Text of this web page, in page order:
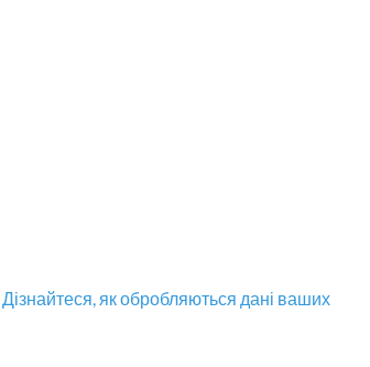
Дізнайтеся, як обробляються дані ваших